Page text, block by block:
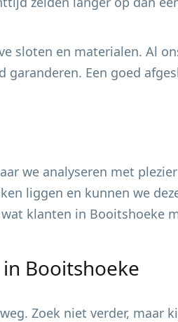
sloten en materialen. Al
Een goed
we analyseren met
liggen en kunnen we
klanten in Booitshoeke
Booitshoeke
Zoek niet verder, maar